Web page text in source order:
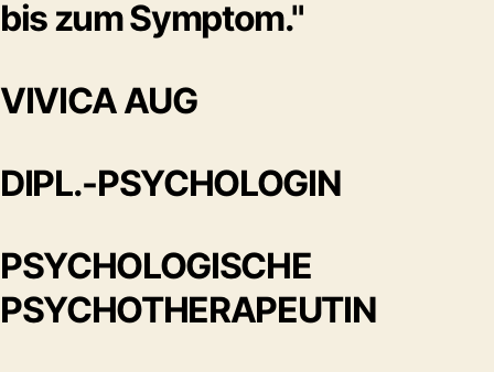
bis zum Symptom."
VIVICA AUG
DIPL.-PSYCHOLOGIN
PSYCHOLOGISCHE
PSYCHOTHERAPEUTIN